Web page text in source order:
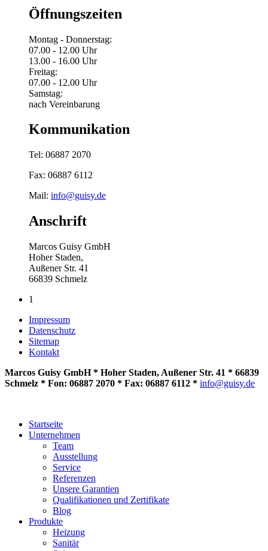
Öffnungszeiten
Montag - Donnerstag:
07.00 - 12.00 Uhr
13.00 - 16.00 Uhr
Freitag:
07.00 - 12.00 Uhr
Samstag:
nach Vereinbarung
Kommunikation
Tel: 06887 2070
Fax: 06887 6112
Mail: info@guisy.de
Anschrift
Marcos Guisy GmbH
Hoher Staden,
Außener Str. 41
66839 Schmelz
1
Impressum
Datenschutz
Sitemap
Kontakt
Marcos Guisy GmbH * Hoher Staden, Außener Str. 41 * 66839
Schmelz * Fon: 06887 2070 * Fax: 06887 6112 * info@guisy.de
Startseite
Unternehmen
Team
Ausstellung
Service
Referenzen
Unsere Garantien
Qualifikationen und Zertifikate
Blog
Produkte
Heizung
Sanitär